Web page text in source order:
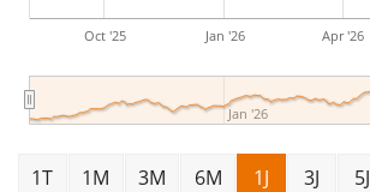
Oct '25 Jan '26 Apr '26
Jan '26
1T 1M 3M 6M 1J 3J 5J